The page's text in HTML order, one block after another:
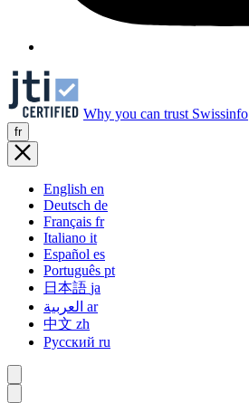
Why you can trust Swissinfo
fr
English en
Deutsch de
Français fr
Italiano it
Español es
Português pt
日本語 ja
ar
中文 zh
Русский ru